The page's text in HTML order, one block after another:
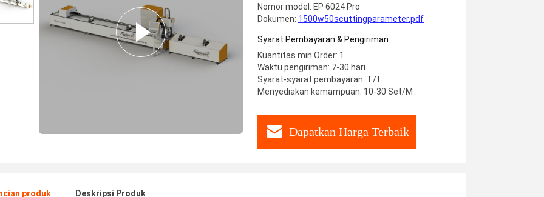
Nomor model: EP 6024 Pro
Dokumen: 1500w50scuttingparameter.pdf
Syarat Pembayaran & Pengiriman
Kuantitas min Order: 1
Waktu pengiriman: 7-30 hari
Syarat-syarat pembayaran: T/t
Menyediakan kemampuan: 10-30 Set/M
Dapatkan Harga Terbaik
produk Deskripsi Produk